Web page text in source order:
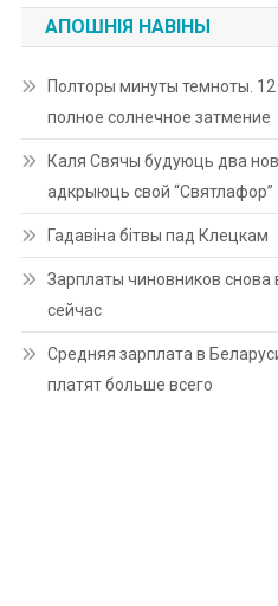
АПОШНІЯ НАВІНЫ
Полторы минуты темноты. 12
полное солнечное затмение
Каля Свячы будуюць два
адкрыюць свой “Святлафор”
Гадавіна бітвы пад Клецкам
Зарплаты чиновников
сейчас
Средняя зарплата в
платят больше всего